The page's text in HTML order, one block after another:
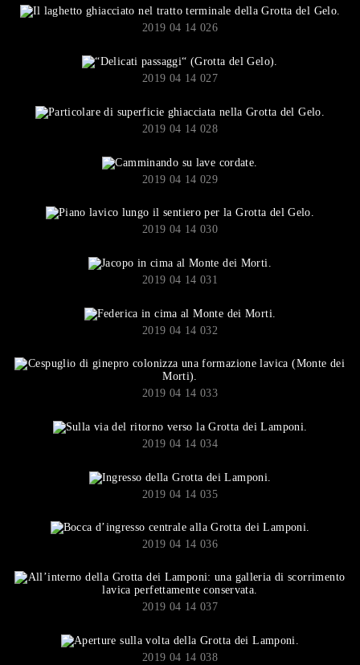
2019 04 14 026
2019 04 14 027
2019 04 14 028
2019 04 14 029
2019 04 14 030
2019 04 14 031
2019 04 14 032
2019 04 14 033
2019 04 14 034
2019 04 14 035
2019 04 14 036
2019 04 14 037
2019 04 14 038